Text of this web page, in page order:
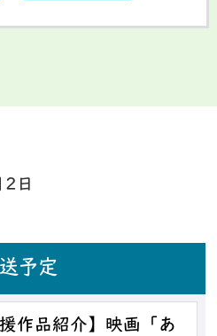
日
予定
作品紹介】映画「あ